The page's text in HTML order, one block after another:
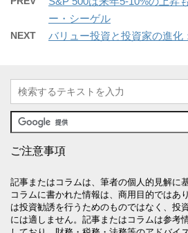
ー・シーゲル
NEXT バリュー投資と投資家の進化
ご注意事項
記事またはコラムは、筆者の個人的見解に
コラムに書かれた情報は、商用目的ではあ
は投資勧誘を行うためのものではなく、投
には適しません。記事またはコラムは参考